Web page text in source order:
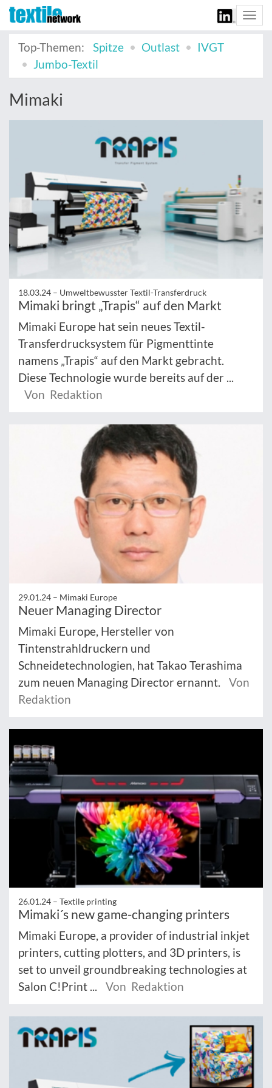
Top-Themen:
Spitze Outlast
IVGT
Jumbo-Textil
Mimaki
18.03.24 – Umweltbewusster Textil-Transferdruck
Mimaki bringt „Trapis“ auf den Markt
Mimaki Europe hat sein neues Textil-
Transferdrucksystem für Pigmenttinte
namens „Trapis“ auf den Markt gebracht.
Diese Technologie wurde bereits auf der ...
Von Redaktion
29.01.24 – Mimaki Europe
Neuer Managing Director
Mimaki Europe, Hersteller von
Tintenstrahldruckern und
Schneidetechnologien, hat Takao Terashima
zum neuen Managing Director ernannt.
Von
Redaktion
26.01.24 – Textile printing
Mimaki´s new game-changing printers
Mimaki Europe, a provider of industrial inkjet
printers, cutting plotters, and 3D printers, is
set to unveil groundbreaking technologies at
Salon C!Print ...
Von Redaktion